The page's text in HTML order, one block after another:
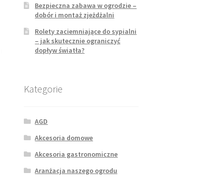
Bezpieczna zabawa w ogrodzie –
dobór i montaż zjeżdżalni
Rolety zaciemniające do sypialni
– jak skutecznie ograniczyć
dopływ światła?
Kategorie
AGD
Akcesoria domowe
Akcesoria gastronomiczne
Aranżacja naszego ogrodu